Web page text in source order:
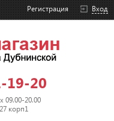
Вход
Регистрация
19-20
09.00-20.00
корп1